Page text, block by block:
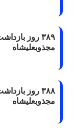
۳۸۹ روز
مجذوبعلیشاه
۳۸۸ روز
مجذوبعلیشاه